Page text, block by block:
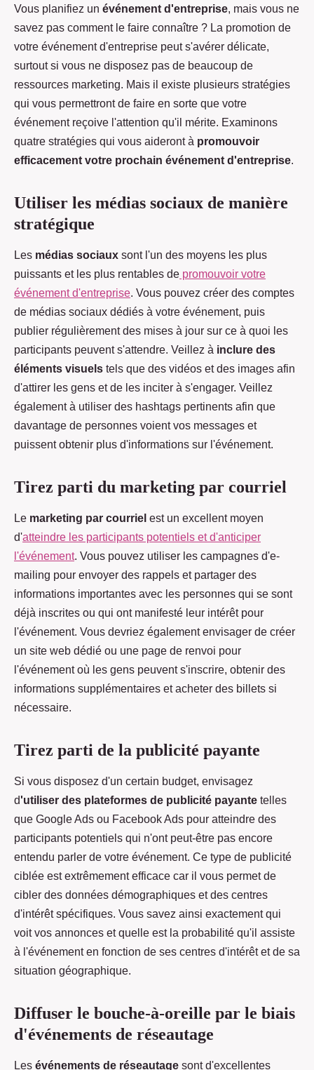
4 stratégies pour promouvoir
votre événement d'entreprise
Carine•15 janvier 2023•2 min de lecture
Vous planifiez un événement d'entreprise, mais vous ne
savez pas comment le faire connaître ? La promotion de
votre événement d'entreprise peut s'avérer délicate,
surtout si vous ne disposez pas de beaucoup de
ressources marketing. Mais il existe plusieurs stratégies
qui vous permettront de faire en sorte que votre
événement reçoive l'attention qu'il mérite. Examinons
quatre stratégies qui vous aideront à promouvoir
efficacement votre prochain événement d'entreprise.
Utiliser les médias sociaux de manière
stratégique
Les médias sociaux sont l'un des moyens les plus
puissants et les plus rentables de promouvoir votre
événement d'entreprise. Vous pouvez créer des comptes
de médias sociaux dédiés à votre événement, puis
publier régulièrement des mises à jour sur ce à quoi les
participants peuvent s'attendre. Veillez à inclure des
éléments visuels tels que des vidéos et des images afin
d'attirer les gens et de les inciter à s'engager. Veillez
également à utiliser des hashtags pertinents afin que
davantage de personnes voient vos messages et
puissent obtenir plus d'informations sur l'événement.
Tirez parti du marketing par courriel
Le marketing par courriel est un excellent moyen
d'atteindre les participants potentiels et d'anticiper
l'événement. Vous pouvez utiliser les campagnes d'e-
mailing pour envoyer des rappels et partager des
informations importantes avec les personnes qui se sont
déjà inscrites ou qui ont manifesté leur intérêt pour
l'événement. Vous devriez également envisager de créer
un site web dédié ou une page de renvoi pour
l'événement où les gens peuvent s'inscrire, obtenir des
informations supplémentaires et acheter des billets si
nécessaire.
Tirez parti de la publicité payante
Si vous disposez d'un certain budget, envisagez
d'utiliser des plateformes de publicité payante telles
que Google Ads ou Facebook Ads pour atteindre des
participants potentiels qui n'ont peut-être pas encore
entendu parler de votre événement. Ce type de publicité
ciblée est extrêmement efficace car il vous permet de
cibler des données démographiques et des centres
d'intérêt spécifiques. Vous savez ainsi exactement qui
voit vos annonces et quelle est la probabilité qu'il assiste
à l'événement en fonction de ses centres d'intérêt et de sa
situation géographique.
Diffuser le bouche-à-oreille par le biais
d'événements de réseautage
Les événements de réseautage sont d'excellentes